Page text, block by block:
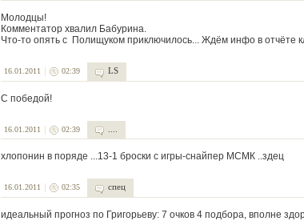
Молодцы!
Комментатор хвалил Бабурина.
Что-то опять с Полищуком приключилось... Ждём инфо в отчёте
16.01.2011 02:39 LS
С победой!
16.01.2011 02:39
хлопонин в поряде ...13-1 броски с игры-снайпер МСМК ..здец
16.01.2011 02:35 спец
идеальный прогноз по Григорьеву: 7 очков 4 подбора, вполне